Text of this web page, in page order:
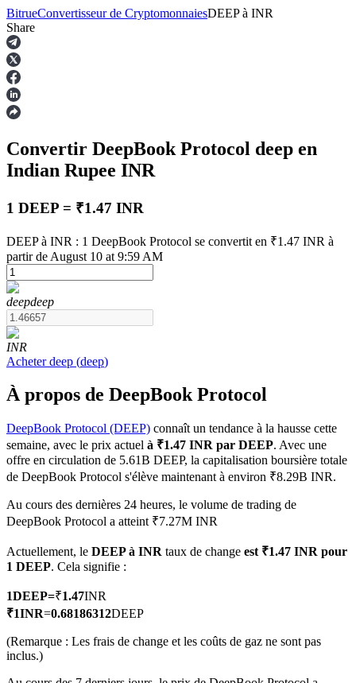
Contrats à terme
Futures USDT
Futures utilisant l'USDT comme garantie
Futures COIN-M
Contrats à terme sur crypto-monnaie
TradFi
Produits dérivés sur actions, forex, métaux précieux et matières
premières
BitrueConvertisseur de CryptomonnaiesDEEP à INR
Share
Convertir DeepBook Protocol deep en
Indian Rupee INR
1 DEEP = ₹1.47 INR
DEEP à INR : 1 DeepBook Protocol se convertit en ₹1.47 INR à
partir de August 10 at 9:59 AM
deepdeep
INR
Acheter deep (deep)
À propos de DeepBook Protocol
DeepBook Protocol (DEEP) connaît un tendance à la hausse cette
semaine, avec le prix actuel à ₹1.47 INR par DEEP. Avec une
offre en circulation de 5.61B DEEP, la capitalisation boursière totale
de DeepBook Protocol s'élève maintenant à environ ₹8.29B INR.
Au cours des dernières 24 heures, le volume de trading de
DeepBook Protocol a atteint ₹7.27M INR
Actuellement, le DEEP à INR taux de change est ₹1.47 INR pour
1 DEEP. Cela signifie :
1DEEP=₹1.47INR
₹1INR=0.68186312DEEP
(Remarque : Les frais de change et les coûts de gaz ne sont pas
inclus.)